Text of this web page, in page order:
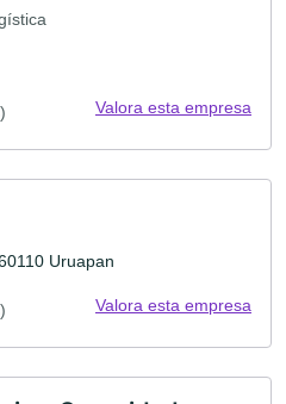
Valora esta empresa
Uruapan
Valora esta empresa